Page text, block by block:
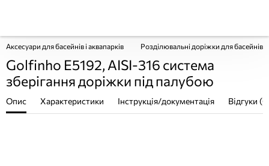
Аксесуари для басейнів і аквапарків Розділювальні доріжки для басейнів
Golfinho E5192, AISI-316 система
зберігання доріжки під палубою
Опис Характеристики Інструкція/документація Відгуки